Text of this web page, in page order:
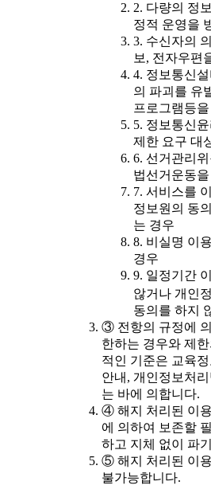
2. 다량의 정
정적 운영을
3. 수신자의
보, 전자우편
4. 정보통신
의 파괴를 유
프로그램등
5. 정보통신
제한 요구 대
6. 선거관리
법선거운동
7. 서비스를
정보원의 동
는 경우
8. 비실명 이
경우
9. 일정기간
않거나 개인
동의를 하지
③ 전항의 규정에
한하는 경우와 제
적인 기준은 교육
안내, 개인정보처
는 바에 의합니다.
④ 해지 처리된 이
에 의하여 보존할
하고 지체 없이 파
⑤ 해지 처리된 이
불가능합니다.